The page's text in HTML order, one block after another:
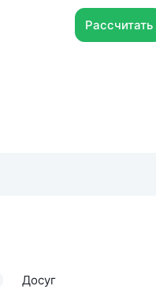
Рассчитать
Досуг